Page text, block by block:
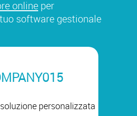
online per
software gestionale
personalizzata